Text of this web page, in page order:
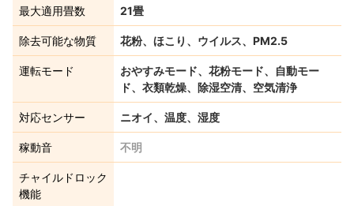
最大適用畳数 21畳
除去可能な物質 花粉、ほこり、ウイルス、PM2.5
運転モード
おやすみモード、花粉モード、自動モー
ド、衣類乾燥、除湿空清、空気清浄
対応センサー ニオイ、温度、湿度
稼動音 不明
チャイルドロック
機能